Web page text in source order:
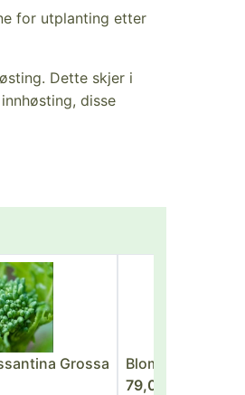
for utplanting etter
Dette skjer i
disse
Grossa
Blomkål
79,00 kr